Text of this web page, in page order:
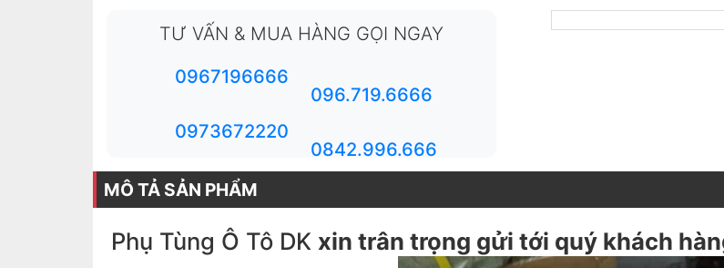
TƯ VẤN & MUA HÀNG GỌI NGAY
0967196666
096.719.6666
0973672220
0842.996.666
MÔ TẢ SẢN PHẨM
Phụ Tùng Ô Tô DK xin trân trọng gửi tới quý khách